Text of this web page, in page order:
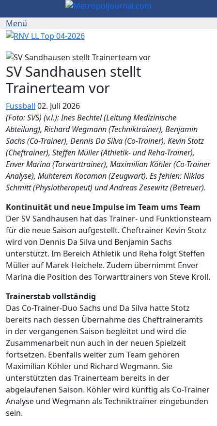
SV Sandhausen stellt
Trainerteam vor
Fussball 02. Juli 2026
(Foto: SVS) (v.l.): Ines Bechtel (Leitung Medizinische
Abteilung), Richard Wegmann (Techniktrainer), Benjamin
Sachs (Co-Trainer), Dennis Da Silva (Co-Trainer), Kevin Stotz
(Cheftrainer), Steffen Müller (Athletik- und Reha-Trainer),
Enver Marina (Torwarttrainer), Maximilian Köhler (Co-Trainer
Analyse), Muhterem Kocaman (Zeugwart). Es fehlen: Niklas
Schmitt (Physiotherapeut) und Andreas Zesewitz (Betreuer).
Kontinuität und neue Impulse im Team ums Team
Der SV Sandhausen hat das Trainer- und Funktionsteam
für die neue Saison aufgestellt. Cheftrainer Kevin Stotz
wird von Dennis Da Silva und Benjamin Sachs
unterstützt. Im Bereich Athletik und Reha folgt Steffen
Müller auf Marek Heichele. Zudem übernimmt Enver
Marina die Position des Torwarttrainers von Steve Kroll.
Trainerstab vollständig
Das Co-Trainer-Duo Sachs und Da Silva hatte Stotz
bereits nach dessen Übernahme des Cheftraineramts
in der vergangenen Saison begleitet und wird die
Zusammenarbeit nun auch in der neuen Spielzeit
fortsetzen. Ebenfalls weiter zum Team gehören
Maximilian Köhler und Richard Wegmann. Sie
unterstützten das Trainerteam bereits in der
abgelaufenen Saison. Köhler wird künftig als Co-Trainer
Analyse und Wegmann als Techniktrainer eingebunden
sein.